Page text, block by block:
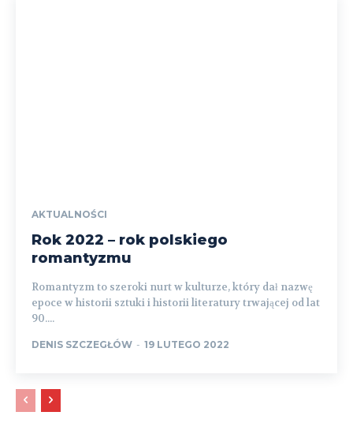
AKTUALNOŚCI
Rok 2022 – rok polskiego
romantyzmu
Romantyzm to szeroki nurt w kulturze, który dał nazwę
epoce w historii sztuki i historii literatury trwającej od lat
90....
DENIS SZCZEGŁÓW - 19 LUTEGO 2022